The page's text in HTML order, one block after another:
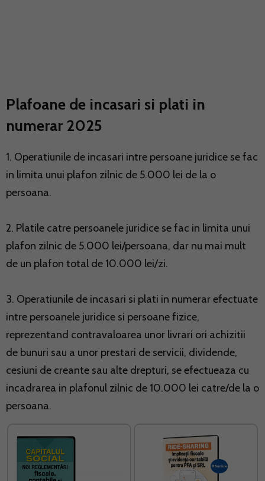
Plafoane de incasari si plati in
numerar 2025
1. Operatiunile de incasari intre persoane juridice se fac
in limita unui plafon zilnic de 5.000 lei de la o
persoana.
2. Platile catre persoanele juridice se fac in limita unui
plafon zilnic de 5.000 lei/persoana, dar nu mai mult
de un plafon total de 10.000 lei/zi.
3. Operatiunile de incasari si plati in numerar efectuate
intre persoanele juridice si persoane fizice,
reprezentand contravaloarea unor livrari ori achizitii
de bunuri sau a unor prestari de servicii, dividende,
cesiuni de creante sau alte drepturi, se efectueaza cu
incadrarea in plafonul zilnic de 10.000 lei catre/de la o
persoana.